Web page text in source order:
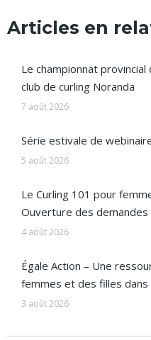
Articles en
Le championnat
club de curling Noranda
7 août 2026
Série estivale de
5 août 2026
Le Curling 101 pour
Ouverture des demandes
4 août 2026
Égale Action – Une
femmes et des filles
3 août 2026